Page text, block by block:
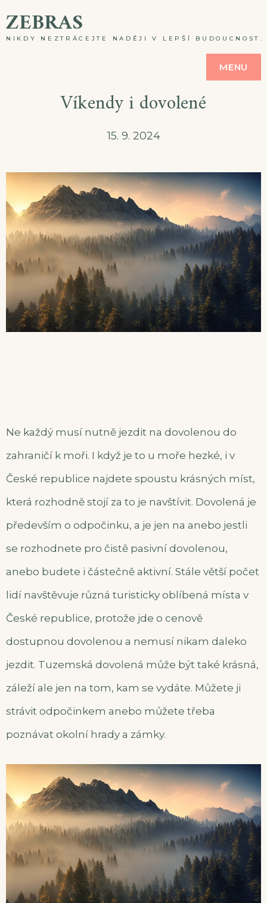
toZEBRAS
NIKDY NEZTRÁCEJTE NADĚJI V LEPŠÍ
MENU
Víkendy i dovolené
15. 9. 2024
Ne každý musí nutně jezdit na dovolenou do
zahraničí k moři. I když je to u moře hezké, i v
České republice najdete spoustu krásných míst,
která rozhodně stojí za to je navštívit. Dovolená je
především o odpočinku, a je jen na anebo jestli
se rozhodnete pro čistě pasivní dovolenou,
anebo budete i částečně aktivní. Stále větší počet
lidí navštěvuje různá turisticky oblíbená místa v
České republice, protože jde o cenově
dostupnou dovolenou a nemusí nikam daleko
jezdit. Tuzemská dovolená může být také krásná,
záleží ale jen na tom, kam se vydáte. Můžete ji
strávit odpočinkem anebo můžete třeba
poznávat okolní hrady a zámky.